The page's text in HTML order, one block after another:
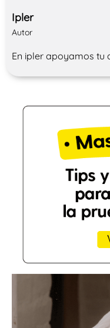
Ipler
Autor
En ipler apoyamos tu